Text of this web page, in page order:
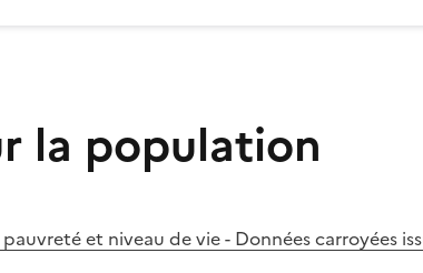
la population
pauvreté et niveau de vie - Données carroyées